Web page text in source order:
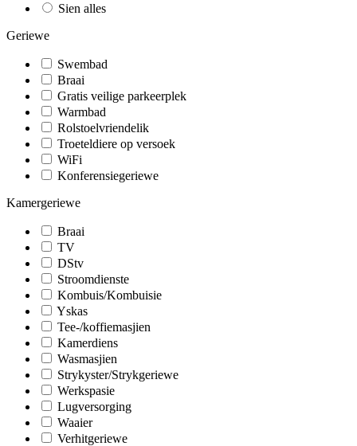
Sien alles
Geriewe
Swembad
Braai
Gratis veilige parkeerplek
Warmbad
Rolstoelvriendelik
Troeteldiere op versoek
WiFi
Konferensiegeriewe
Kamergeriewe
Braai
TV
DStv
Stroomdienste
Kombuis/Kombuisie
Yskas
Tee-/koffiemasjien
Kamerdiens
Wasmasjien
Strykyster/Strykgeriewe
Werkspasie
Lugversorging
Waaier
Verhitgeriewe